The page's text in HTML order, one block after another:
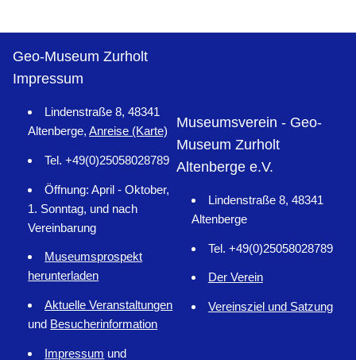
Geo-Museum Zurholt
Impressum
Lindenstraße 8, 48341
Altenberge,Anreise (Karte)
Tel. +49(0)25058028789
Öffnung: April - Oktober,
1. Sonntag, und nach
Vereinbarung
Museumsprospekt
herunterladen
Aktuelle Veranstaltungen
und Besucherinformation
Impressum und
Museumsverein - Geo-
Museum Zurholt
Altenberge e.V.
Lindenstraße 8, 48341
Altenberge
Tel. +49(0)25058028789
Der Verein
Vereinsziel und Satzung